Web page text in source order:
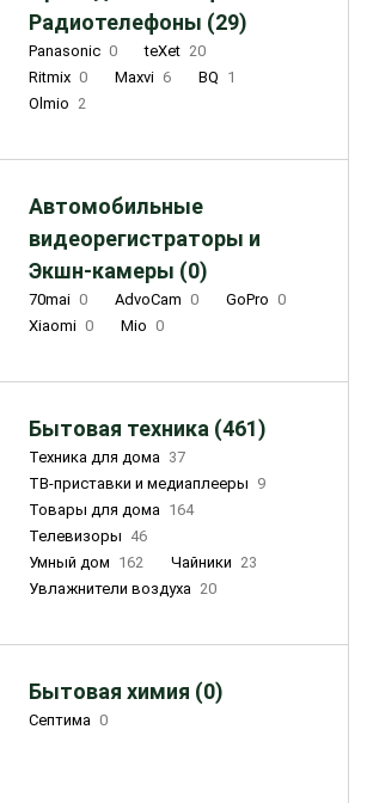
Радиотелефоны (29)
Panasonic 0 teXet 20
Ritmix 0 Maxvi 6 BQ 1
Olmio 2
Автомобильные
видеорегистраторы и
Экшн-камеры (0)
70mai 0 AdvoCam 0 GoPro 0
Xiaomi 0 Mio 0
Бытовая техника (461)
Техника для дома 37
ТВ-приставки и медиаплееры 9
Товары для дома 164
Телевизоры 46
Умный дом 162 Чайники 23
Увлажнители воздуха 20
Бытовая химия (0)
Септима 0